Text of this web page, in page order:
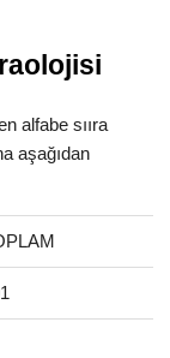
alfabe sııra
aşağıdan